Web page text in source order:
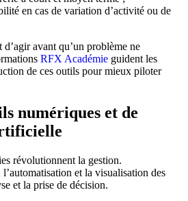
en cas de variation d’activité ou de
d’agir avant qu’un problème ne
RFX Académie guident les
de ces outils pour mieux piloter
numériques et de
révolutionnent la gestion.
et la visualisation des
et la prise de décision.